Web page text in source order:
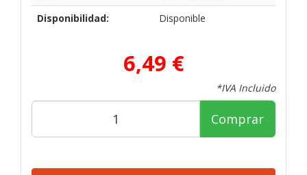
Disponibilidad:
Disponible
6,49 €
*IVA Incluido
Comprar